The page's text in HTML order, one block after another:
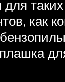
для таких
как